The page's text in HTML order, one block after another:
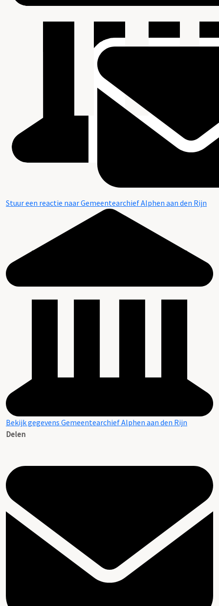
Stuur een reactie naar Gemeentearchief Alphen aan den Rijn
Bekijk gegevens Gemeentearchief Alphen aan den Rijn
Delen